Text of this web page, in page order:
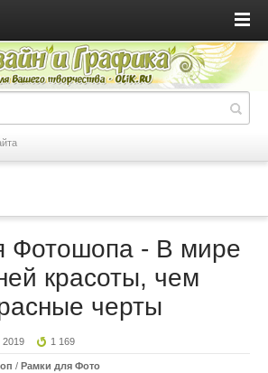
Фотошопа - В мире
красоты, чем
черты
2019 1 169
/ Рамки для Фото